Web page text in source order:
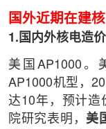
国外近期在建
1.国内外核电造价
美国AP1000。
AP1000机型，
达10年，预计造
院研究表明，美